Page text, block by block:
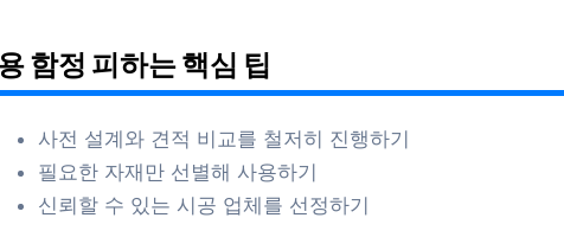
함정 피하는 핵심 팁
사전 설계와 견적 비교를 철저히 진행하기
필요한 자재만 선별해 사용하기
신뢰할 수 있는 시공 업체를 선정하기